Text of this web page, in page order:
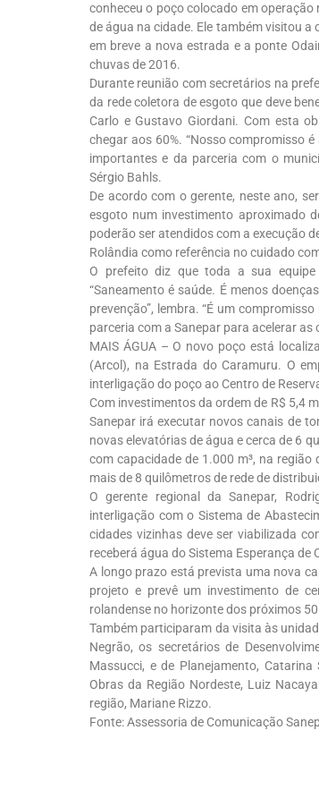
conheceu o poço colocado em
de água na cidade. Ele também visitou a
em breve a nova estrada e a ponte
chuvas de 2016.
Durante reunião com secretários na
da rede coletora de esgoto que deve
Carlo e Gustavo Giordani. Com esta
chegar aos 60%. “Nosso compromisso
importantes e da parceria com o
Sérgio Bahls.
De acordo com o gerente, neste ano,
esgoto num investimento aproximado
poderão ser atendidos com a execução
Rolândia como referência no cuidado
O prefeito diz que toda a sua
“Saneamento é saúde. É menos
prevenção”, lembra. “É um
parceria com a Sanepar para acelerar as
MAIS ÁGUA – O novo poço está
(Arcol), na Estrada do Caramuru. O
interligação do poço ao Centro de
Com investimentos da ordem de R$ 5,4
Sanepar irá executar novos canais de
novas elevatórias de água e cerca de 6
com capacidade de 1.000 m³, na
mais de 8 quilômetros de rede de
O gerente regional da Sanepar,
interligação com o Sistema de
cidades vizinhas deve ser viabilizada
receberá água do Sistema Esperança de
A longo prazo está prevista uma nova
projeto e prevê um investimento de
rolandense no horizonte dos próximos
Também participaram da visita às
Negrão, os secretários de
Massucci, e de Planejamento,
Obras da Região Nordeste, Luiz
região, Mariane Rizzo.
Fonte: Assessoria de Comunicação